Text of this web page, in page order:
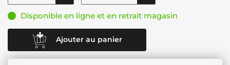
Disponible en ligne et en retrait magasin
Ajouter au panier